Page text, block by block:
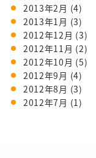
2013年2月 (4)
2013年1月 (3)
2012年12月 (3)
2012年11月 (2)
2012年10月 (5)
2012年9月 (4)
2012年8月 (3)
2012年7月 (1)